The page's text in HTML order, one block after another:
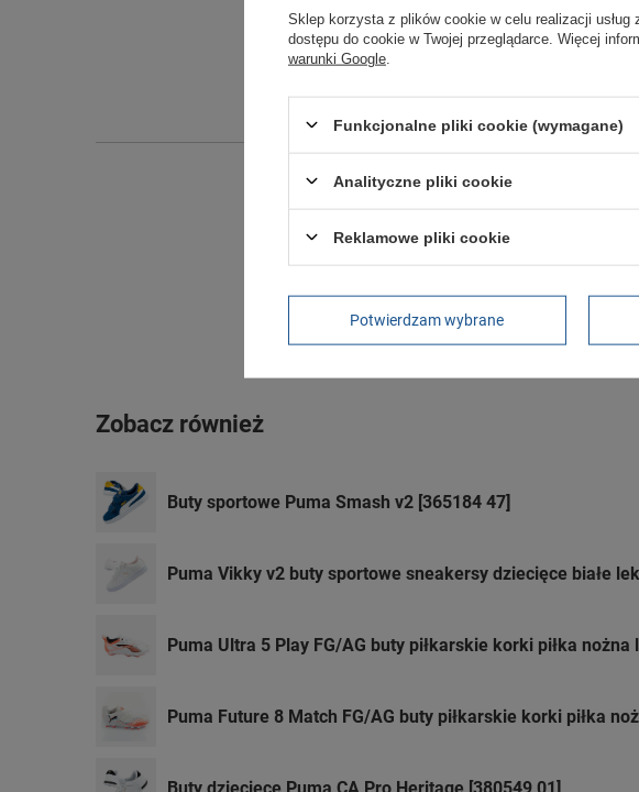
Długość towaru w
Zobacz również
Buty sportowe Puma Smash v2 [365184 47]
Puma Vikky v2 buty sportowe sneakersy dziecięce białe
Puma Ultra 5 Play FG/AG buty piłkarskie korki piłka nożna
Puma Future 8 Match FG/AG buty piłkarskie korki piłka
Buty dziecięce Puma CA Pro Heritage [380549 01]
Sklep korzysta z plików cookie w celu realizacji usług
dostępu do cookie w Twojej przeglądarce. Więcej
warunki Google
Funkcjonalne pliki cookie (wymagane)
Analityczne pliki cookie
Reklamowe pliki cookie
Potwierdzam wybrane